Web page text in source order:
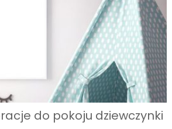
do pokoju dziewczynki